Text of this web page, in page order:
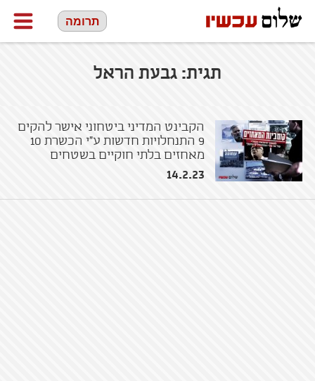
תרומה
תגית: גבעת הראל
הקבינט המדיני ביטחוני אישר להקים
9 התנחלויות חדשות ע"י הכשרת 10
מאחזים בלתי חוקיים בשטחים
14.2.23